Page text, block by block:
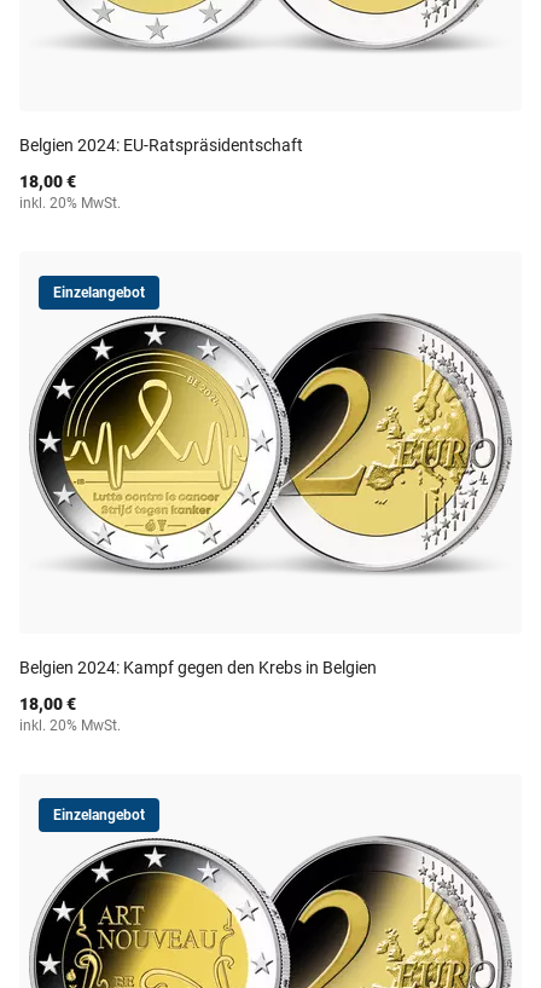
Belgien 2024: EU-Ratspräsidentschaft
18,00 €
inkl. 20% MwSt.
Einzelangebot
Belgien 2024: Kampf gegen den Krebs in Belgien
18,00 €
inkl. 20% MwSt.
Einzelangebot